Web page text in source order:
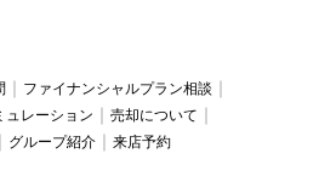
ファイナンシャルプラン相談
ュレーション
売却について
グループ紹介 来店予約